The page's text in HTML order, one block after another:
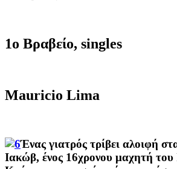
1ο Βραβείο, singles
Mauricio Lima
Ένας γιατρός τρίβει αλοιφή σ
Ιακώβ, ένος 16χρονου μαχητή του